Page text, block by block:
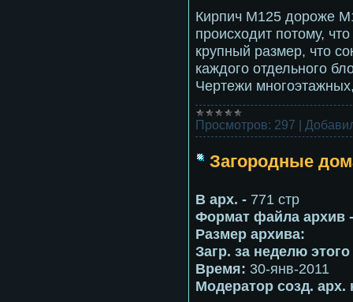
Кирпич М125 дороже
происходит потому,
крупный размер, что
каждого отдельного
Чертежи
Просмотров: 297 |
Загородные
В арх. - 771 стр
Формат файла архив
Размер архива:
Загр. за неделю
Время: 30-янв-2011
Модератор созд. арх.